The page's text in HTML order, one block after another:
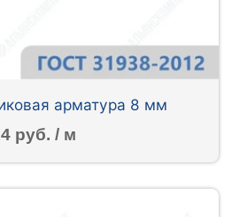
арматура 8 мм
руб. / м